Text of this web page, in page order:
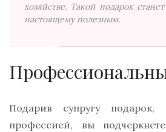
хозяйстве. Такой подарок
настоящему полезным.
Подарив супругу
профессией, вы